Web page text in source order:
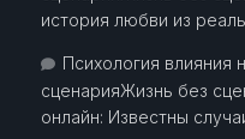
история любви из
Психология влияния
сценарияЖизнь без
онлайн: Известны